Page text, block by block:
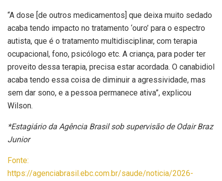
“A dose [de outros medicamentos] que deixa muito sedado
acaba tendo impacto no tratamento ‘ouro’ para o espectro
autista, que é o tratamento multidisciplinar, com terapia
ocupacional, fono, psicólogo etc. A criança, para poder ter
proveito dessa terapia, precisa estar acordada. O canabidiol
acaba tendo essa coisa de diminuir a agressividade, mas
sem dar sono, e a pessoa permanece ativa”, explicou
Wilson.
*Estagiário da Agência Brasil sob supervisão de Odair Braz
Junior
Fonte:
https://agenciabrasil.ebc.com.br/saude/noticia/2026-